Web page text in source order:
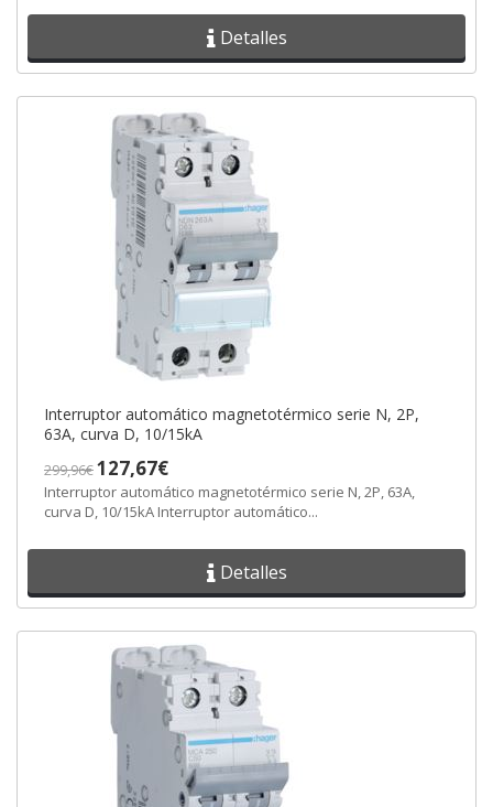
Detalles
Interruptor automático magnetotérmico serie N, 2P,
63A, curva D, 10/15kA
299,96€127,67€
Interruptor automático magnetotérmico serie N, 2P, 63A,
curva D, 10/15kA Interruptor automático...
Detalles